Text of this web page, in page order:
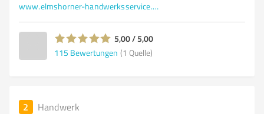
www.elmshorner-handwerksservice.com/
5,00 / 5,00
115 Bewertungen (1 Quelle)
2 Handwerk